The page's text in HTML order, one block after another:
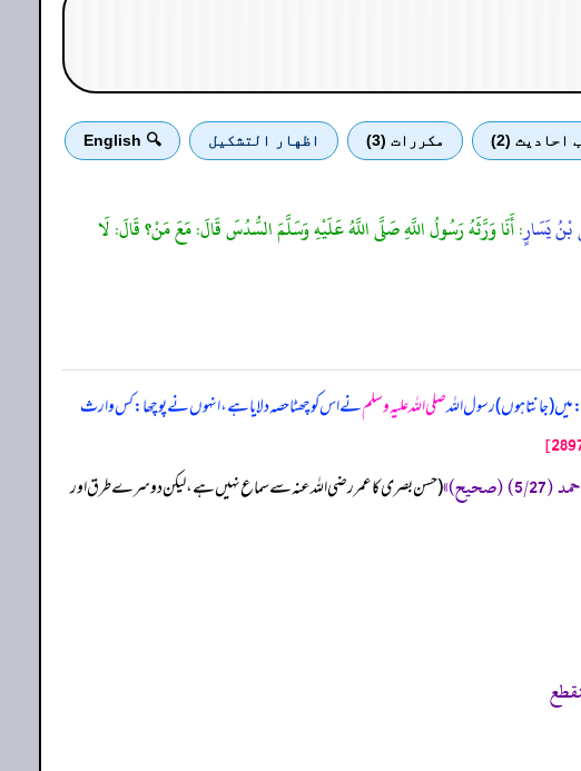
احادیث (2) مكررات (3) اظهار التشكيل 🔍 English
يَسَارٍ: أَنَا وَرَّثَهُ رَسُولُ اللَّهِ صَلَّى اللَّهُ عَلَيْهِ وَسَلَّمَ السُّدُسَ قَالَ: مَعَ مَنْ؟ قَالَ: لَا
(جانتا ہوں) رسول اللہصلی اللہ علیہ وسلمنے اس کو چھٹا حصہ دلایا ہے، انہوں نے پوچھا: کس وارث
‏‏‏‏ (حسن بصری کا عمر رضی اللہ عنہ سے سماع نہیں ہے، لیکن دوسرے طرق اور